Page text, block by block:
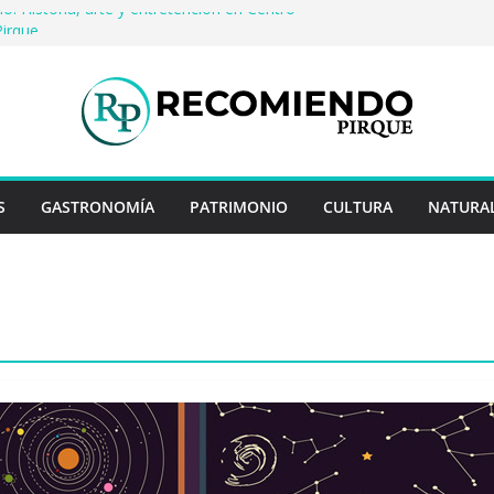
Historia, arte y entretención en Centro
Credit y diferencias frente a
historias: ingredientes que dieron
enterosGASTRONOMÍA PATRIMONIO CULTURA